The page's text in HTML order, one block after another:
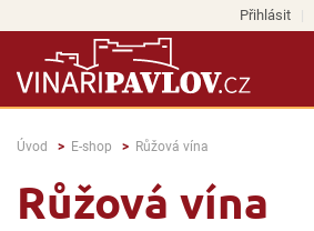
Přihlásit
Úvod E-shop Růžová vína
Růžová vína